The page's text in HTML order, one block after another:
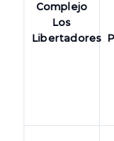
Complejo
Los
Libertadores